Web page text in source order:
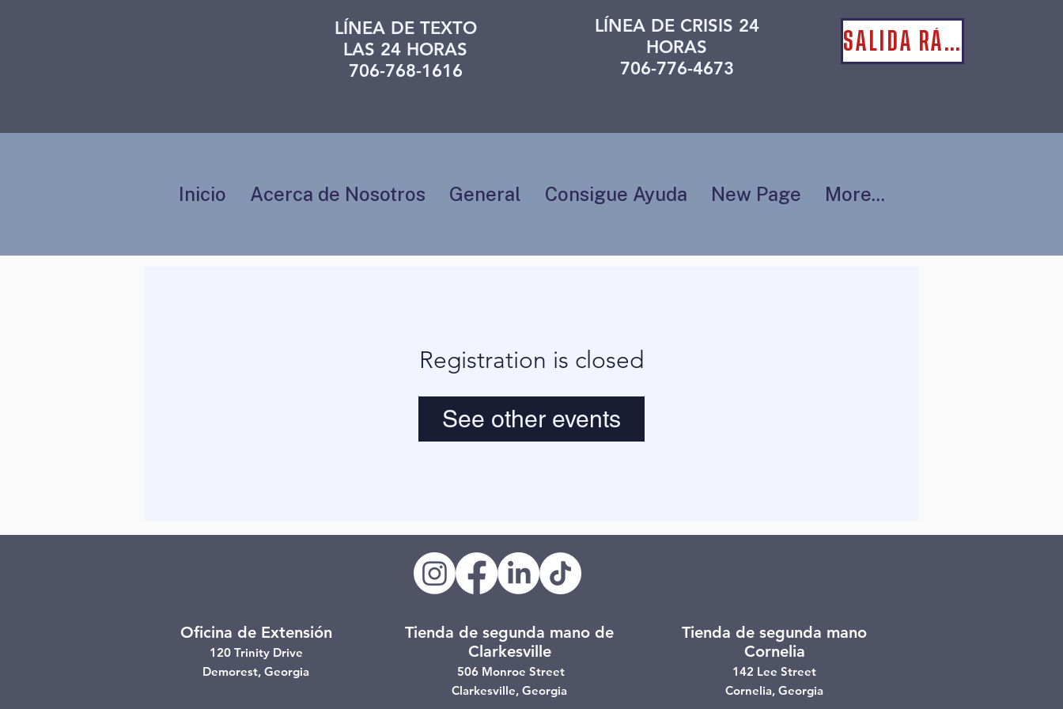
LÍNEA DE TEXTO
LAS 24 HORAS
706-768-1616
LÍNEA DE CRISIS 24
HORAS
706-776-4673
Inicio Acerca de Nosotros General Consigue Ayuda New Page More...
Registration is closed
See other events
Oficina de Extensión
120 Trinity Drive
Demorest, Georgia
Tienda de segunda mano de
Clarkesville
506 Monroe Street
Clarkesville, Georgia
Tienda de segunda mano
Cornelia
142 Lee Street
Cornelia, Georgia